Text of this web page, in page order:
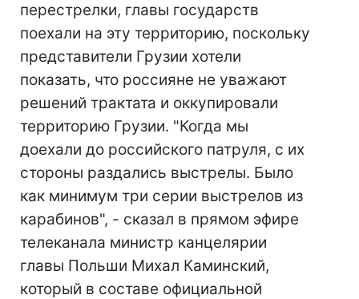
перестрелки, главы государств
поехали на эту территорию, поскольку
представители Грузии хотели
показать, что россияне не уважают
решений трактата и оккупировали
территорию Грузии. "Когда мы
доехали до российского патруля, с их
стороны раздались выстрелы. Было
как минимум три серии выстрелов из
карабинов", - сказал в прямом эфире
телеканала министр канцелярии
главы Польши Михал Каминский,
который в составе официальной